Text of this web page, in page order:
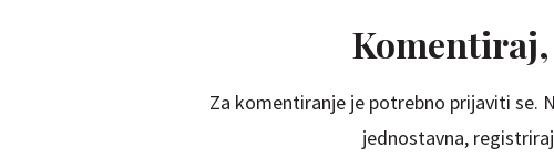
Komentiraj,
Za komentiranje je potrebno prijaviti se.
jednostavna,